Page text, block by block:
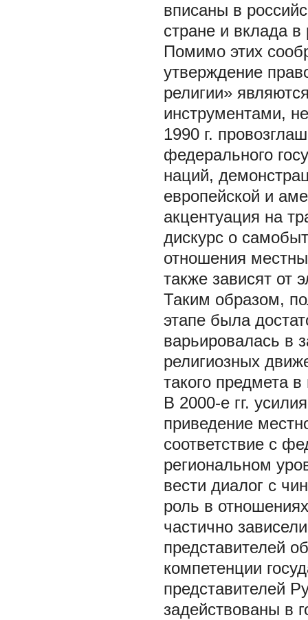
вписаны в
стране и вклада в
Помимо этих
утверждение
религии»
инструментами,
1990 г.
федерального
наций,
европейской и
акцентуация на
дискурс о
отношения
также зависят от
Таким образом,
этапе была
варьировалась в
религиозных
такого предмета
В 2000-е гг.
приведение
соответствие с
региональном
вести диалог с
роль в
частично
представителей
компетенции
представителей
задействованы в